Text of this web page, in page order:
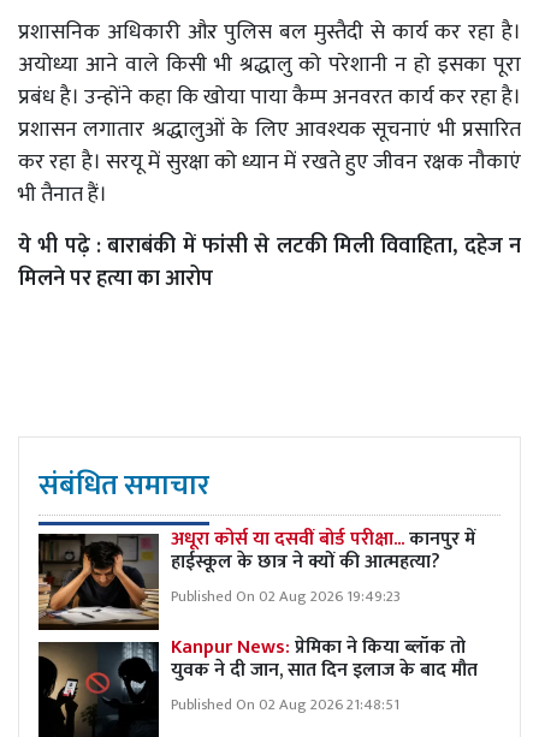
प्रशासनिक अधिकारी औऱ पुलिस बल मुस्तैदी से कार्य कर रहा है।
अयोध्या आने वाले किसी भी श्रद्धालु को परेशानी न हो इसका पूरा
प्रबंध है। उन्होंने कहा कि खोया पाया कैम्प अनवरत कार्य कर रहा है।
प्रशासन लगातार श्रद्धालुओं के लिए आवश्यक सूचनाएं भी प्रसारित
कर रहा है। सरयू में सुरक्षा को ध्यान में रखते हुए जीवन रक्षक नौकाएं
भी तैनात हैं।
ये भी पढ़े :बाराबंकी में फांसी से लटकी मिली विवाहिता, दहेज न
मिलने पर हत्या का आरोप
संबंधित समाचार
अधूरा कोर्स या दसवीं बोर्ड परीक्षा...कानपुर में
हाईस्कूल के छात्र ने क्यों की आत्महत्या?
Published On 02 Aug 2026 19:49:23
Kanpur News:प्रेमिका ने किया ब्लॉक तो
युवक ने दी जान, सात दिन इलाज के बाद मौत
Published On 02 Aug 2026 21:48:51